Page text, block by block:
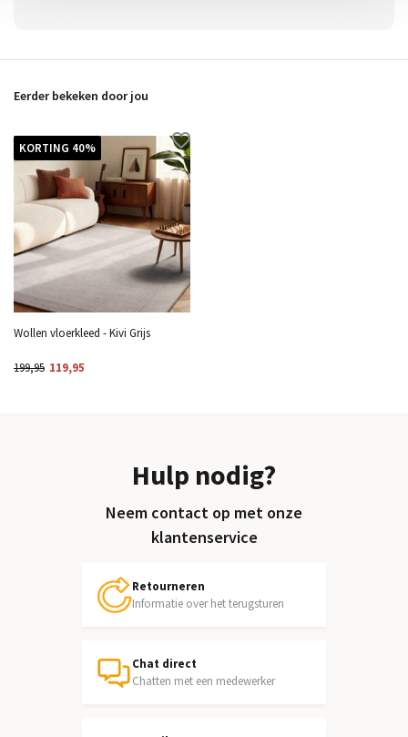
Eerder bekeken door jou
KORTING 40%
Wollen vloerkleed - Kivi Grijs
199,95 119,95
Hulp nodig?
Neem contact op met onze
klantenservice
Retourneren
Informatie over het terugsturen
Chat direct
Chatten met een medewerker